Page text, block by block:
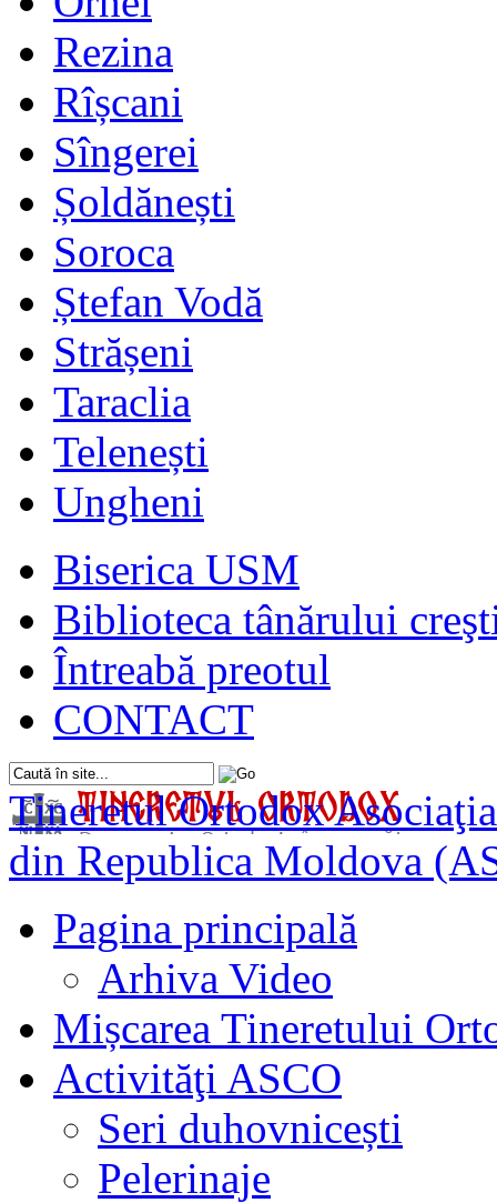
Rezina
Rîșcani
Sîngerei
Șoldănești
Soroca
Ștefan Vodă
Strășeni
Taraclia
Telenești
Ungheni
Biserica USM
Biblioteca tânărului
Întreabă preotul
CONTACT
Tineretul Ortodox
din Republica Moldova
Pagina principală
Arhiva Video
Mișcarea Tineretului
Activităţi ASCO
Seri duhovnicești
Pelerinaje